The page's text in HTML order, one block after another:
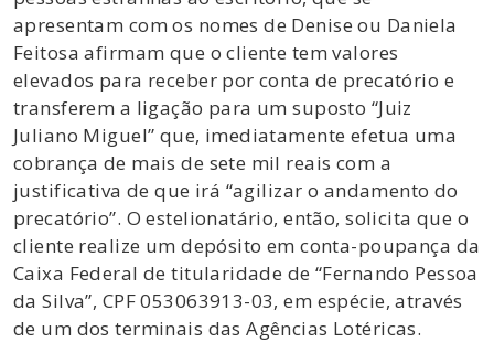
apresentam com os nomes de Denise ou Daniela
Feitosa afirmam que o cliente tem valores
elevados para receber por conta de precatório e
transferem a ligação para um suposto “Juiz
Juliano Miguel” que, imediatamente efetua uma
cobrança de mais de sete mil reais com a
justificativa de que irá “agilizar o andamento do
precatório”. O estelionatário, então, solicita que o
cliente realize um depósito em conta-poupança da
Caixa Federal de titularidade de “Fernando Pessoa
da Silva”, CPF 053063913-03, em espécie, através
de um dos terminais das Agências Lotéricas.